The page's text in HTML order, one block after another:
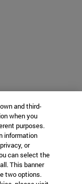
and third-
when you
purposes.
information
or
can select the
This banner
two options.